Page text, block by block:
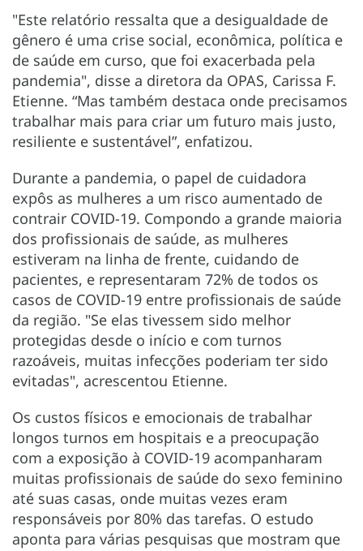
"Este relatório ressalta que a desigualdade de
gênero é uma crise social, econômica, política e
de saúde em curso, que foi exacerbada pela
pandemia", disse a diretora da OPAS, Carissa F.
Etienne. “Mas também destaca onde precisamos
trabalhar mais para criar um futuro mais justo,
resiliente e sustentável”, enfatizou.
Durante a pandemia, o papel de cuidadora
expôs as mulheres a um risco aumentado de
contrair COVID-19. Compondo a grande maioria
dos profissionais de saúde, as mulheres
estiveram na linha de frente, cuidando de
pacientes, e representaram 72% de todos os
casos de COVID-19 entre profissionais de saúde
da região. "Se elas tivessem sido melhor
protegidas desde o início e com turnos
razoáveis, muitas infecções poderiam ter sido
evitadas", acrescentou Etienne.
Os custos físicos e emocionais de trabalhar
longos turnos em hospitais e a preocupação
com a exposição à COVID-19 acompanharam
muitas profissionais de saúde do sexo feminino
até suas casas, onde muitas vezes eram
responsáveis ​​por 80% das tarefas. O estudo
aponta para várias pesquisas que mostram que